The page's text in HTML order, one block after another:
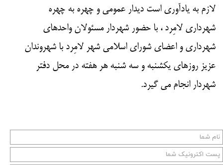
لازم به یادآوری است دیدار عمومی و چهره به چهره
شهرداری لامِرد ، با حضور شهردار مسئولان واحدهای
شهرداری و اعضای شورای اسلامی شهر لامِرد با شهروندان
عزیز روزهای یکشنبه و سه شنبه هر هفته در محل دفتر
شهردار انجام می گیرد.